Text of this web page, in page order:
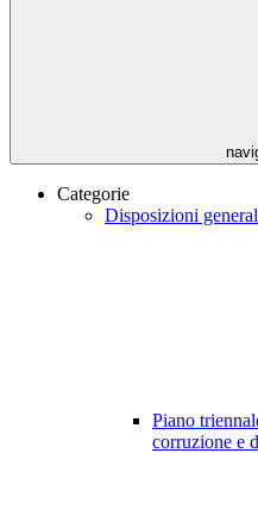
Categorie
Disposizioni
Piano
corruzione e